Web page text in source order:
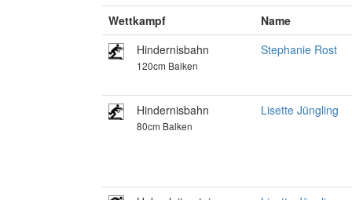
Wettkampf
Name
Hindernisbahn
120cm Balken
Stephanie Rost
Hindernisbahn
80cm Balken
Lisette Jüngling